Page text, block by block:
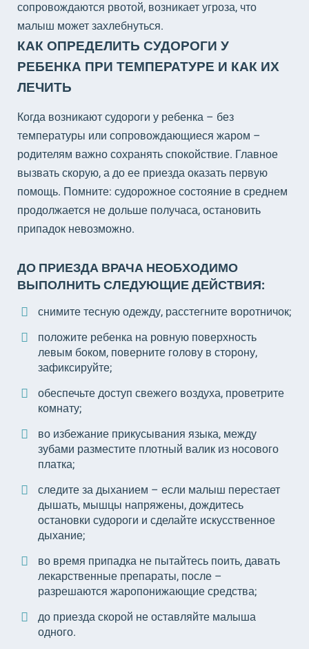
сопровождаются рвотой, возникает угроза, что
малыш может захлебнуться.
КАК ОПРЕДЕЛИТЬ СУДОРОГИ У
РЕБЕНКА ПРИ ТЕМПЕРАТУРЕ И КАК ИХ
ЛЕЧИТЬ
Когда возникают судороги у ребенка – без
температуры или сопровождающиеся жаром –
родителям важно сохранять спокойствие. Главное
вызвать скорую, а до ее приезда оказать первую
помощь. Помните: судорожное состояние в среднем
продолжается не дольше получаса, остановить
припадок невозможно.
ДО ПРИЕЗДА ВРАЧА НЕОБХОДИМО
ВЫПОЛНИТЬ СЛЕДУЮЩИЕ ДЕЙСТВИЯ:
снимите тесную одежду, расстегните воротничок;
положите ребенка на ровную поверхность
левым боком, поверните голову в сторону,
зафиксируйте;
обеспечьте доступ свежего воздуха, проветрите
комнату;
во избежание прикусывания языка, между
зубами разместите плотный валик из носового
платка;
следите за дыханием – если малыш перестает
дышать, мышцы напряжены, дождитесь
остановки судороги и сделайте искусственное
дыхание;
во время припадка не пытайтесь поить, давать
лекарственные препараты, после –
разрешаются жаропонижающие средства;
до приезда скорой не оставляйте малыша
одного.